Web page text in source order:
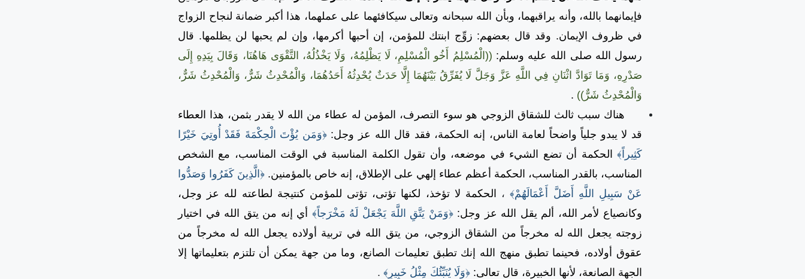
فإيمانهما بالله، وأنه يراقبهما، وبأن الله سبحانه وتعالى سيكافئهما على عملهما، هذا أكبر ضمانة لنجاح الزواج
في ظروف الإيمان. وقد قال بعضهم: زوِّج ابنتك للمؤمن، إن أحبها أكرمها، وإن لم يحبها لن يظلمها. قال
رسول الله صلى الله عليه وسلم: ((الْمُسْلِمُ أَخُو الْمُسْلِمِ، لَا يَظْلِمُهُ، وَلَا يَخْذُلُهُ، التَّقْوَى هَاهُنَا، وَقَالَ بِيَدِهِ إِلَى
صَدْرِهِ، وَمَا تَوَادَّ اثْنَانِ فِي اللَّهِ عَزَّ وَجَلَّ لَا يُفَرِّقُ بَيْنَهُمَا إِلَّا حَدَثٌ يُحْدِثُهُ أَحَدُهُمَا، وَالْمُحْدِثُ شَرٌّ، وَالْمُحْدِثُ شَرٌّ،
وَالْمُحْدِثُ شَرٌّ)) .
هناك سبب ثالث للشقاق الزوجي هو سوء التصرف، المؤمن له عطاء من الله لا يقدر بثمن، هذا العطاء
قد لا يبدو جلياً واضحاً لعامة الناس، إنه الحكمة، فقد قال الله عز وجل:﴿وَمَن يُؤْتَ الْحِكْمَةَ فَقَدْ أُوتِيَ خَيْرًا
كَثِيراً﴾ الحكمة أن تضع الشيء في موضعه، وأن تقول الكلمة المناسبة في الوقت المناسب، مع الشخص
المناسب، بالقدر المناسب، الحكمة أعظم عطاء إلهي على الإطلاق، إنه خاص بالمؤمنين. ﴿الَّذِينَ كَفَرُوا وَصَدُّوا
عَنْ سَبِيلِ اللَّهِ أَضَلَّ أَعْمَالَهُمْ﴾ ، الحكمة لا تؤخذ، لكنها تؤتى، تؤتى للمؤمن كنتيجة لطاعته لله عز وجل،
وكانصياع لأمر الله، ألم يقل الله عز وجل:﴿وَمَنْ يَتَّقِ اللَّهَ يَجْعَلْ لَهُ مَخْرَجاً﴾ أي إنه من يتق الله في اختيار
زوجته يجعل الله له مخرجاً من الشقاق الزوجي، من يتق الله في تربية أولاده يجعل الله له مخرجاً من
عقوق أولاده، فحينما تطبق منهج الله إنك تطبق تعليمات الصانع، وما من جهة يمكن أن تلتزم بتعليماتها إلا
الجهة الصانعة، لأنها الخبيرة، قال تعالى: ﴿وَلَا يُنَبِّئُكَ مِثْلُ خَبِيرٍ﴾ .